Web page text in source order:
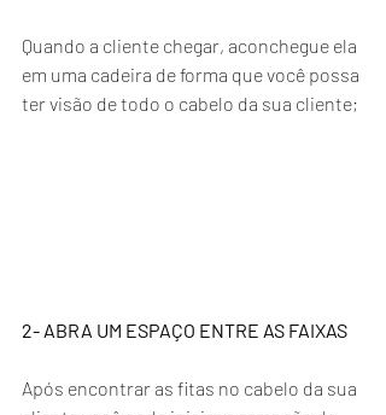
Quando a cliente chegar, aconchegue ela
em uma cadeira de forma que você possa
ter visão de todo o cabelo da sua cliente;
2- ABRA UM ESPAÇO ENTRE AS FAIXAS
Após encontrar as fitas no cabelo da sua